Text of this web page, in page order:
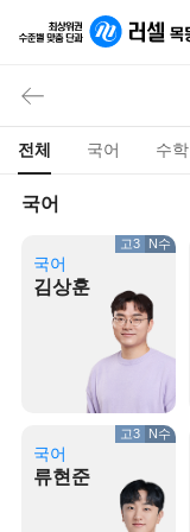
전체 국어 수학
국어
국어
김상훈
고3 N수
국어
류현준
고3 N수